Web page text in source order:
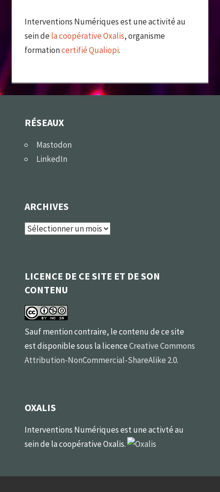
Interventions Numériques est une activité au
sein dela coopérative Oxalis, organisme
formationcertifié Qualiopi.
RÉSEAUX
Mastodon
LinkedIn
ARCHIVES
Archives
LICENCE DE CE SITE ET DE SON
CONTENU
Sauf mention contraire, le contenu de ce site
est disponible sous la licenceCreative Commons
Attribution-NonCommercial-ShareAlike 2.0.
OXALIS
Interventions Numériques est une activté au
sein de la coopérative Oxalis.